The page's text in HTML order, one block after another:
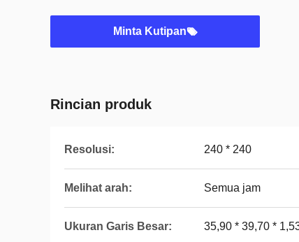
Minta Kutipan
Rincian produk
Resolusi: 240 * 240
Melihat arah: Semua jam
Ukuran Garis Besar: 35,90 * 39,70 *